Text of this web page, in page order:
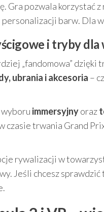
Gra pozwala korzystać
barw. Dla
i tryby dla
„fandomowa” dzięki
ubrania i akcesoria –
wyboru immersyjnyoraz
trwania Grand
rywalizacji w
Jeśli chcesz